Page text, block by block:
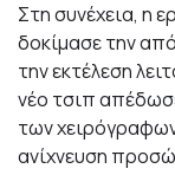
Στη συνέχεια, η
δοκίμασε την
την εκτέλεση
νέο τσιπ
των
ανίχνευση